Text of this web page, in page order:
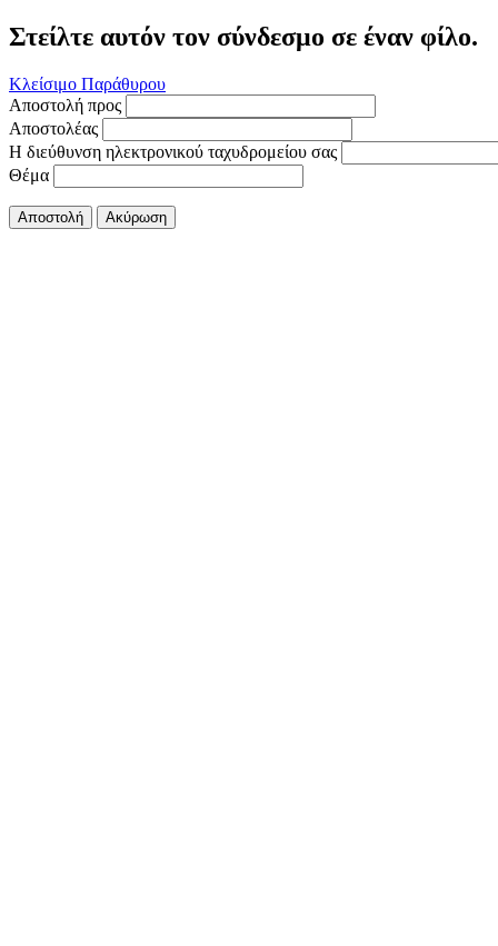
Στείλτε αυτόν τον σύνδεσμο σε έναν φίλο.
Κλείσιμο Παράθυρου
Αποστολή προς
Αποστολέας
Η διεύθυνση ηλεκτρονικού ταχυδρομείου σας
Θέμα
Αποστολή Ακύρωση